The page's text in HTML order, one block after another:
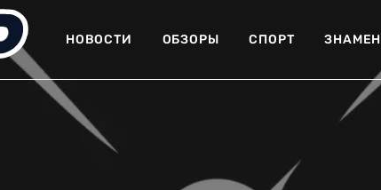
НОВОСТИ ОБЗОРЫ СПОРТ